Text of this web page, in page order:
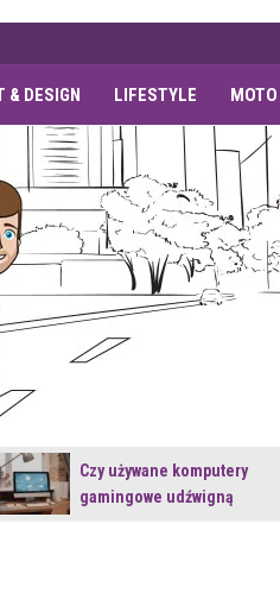
& DESIGN LIFESTYLE MOTO
Czy używane komputery
gamingowe udźwigną